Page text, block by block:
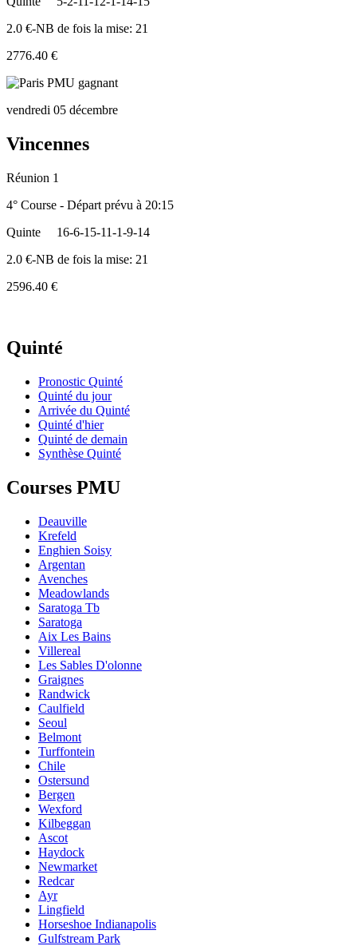
2.0 €-NB de fois la mise: 21
2776.40 €
vendredi 05 décembre
Vincennes
Réunion 1
4° Course - Départ prévu à 20:15
Quinte
16-6-15-11-1-9-14
2.0 €-NB de fois la mise: 21
2596.40 €
Quinté
Pronostic Quinté
Quinté du jour
Arrivée du Quinté
Quinté d'hier
Quinté de demain
Synthèse Quinté
Courses PMU
Deauville
Krefeld
Enghien Soisy
Argentan
Avenches
Meadowlands
Saratoga Tb
Saratoga
Aix Les Bains
Villereal
Les Sables D'olonne
Graignes
Randwick
Caulfield
Seoul
Belmont
Turffontein
Chile
Ostersund
Bergen
Wexford
Kilbeggan
Ascot
Haydock
Newmarket
Redcar
Ayr
Lingfield
Horseshoe Indianapolis
Gulfstream Park